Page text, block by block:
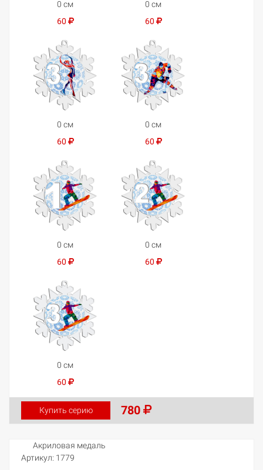
0 см
60
0 см
60
0 см
60
0 см
60
0 см
60
0 см
60
0 см
60
Купить серию 780
Акриловая медаль
Артикул: 1779